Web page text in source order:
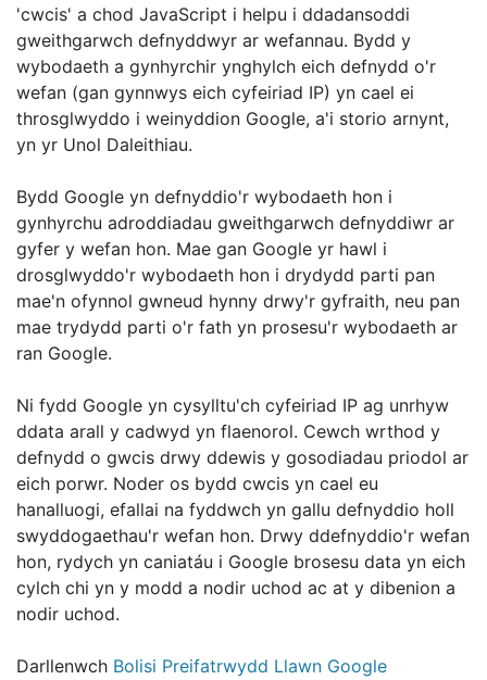
'cwcis' a chod JavaScript i helpu i ddadansoddi
gweithgarwch defnyddwyr ar wefannau. Bydd y
wybodaeth a gynhyrchir ynghylch eich defnydd o'r
wefan (gan gynnwys eich cyfeiriad IP) yn cael ei
throsglwyddo i weinyddion Google, a'i storio arnynt,
yn yr Unol Daleithiau.
Bydd Google yn defnyddio'r wybodaeth hon i
gynhyrchu adroddiadau gweithgarwch defnyddiwr ar
gyfer y wefan hon. Mae gan Google yr hawl i
drosglwyddo'r wybodaeth hon i drydydd parti pan
mae'n ofynnol gwneud hynny drwy'r gyfraith, neu pan
mae trydydd parti o'r fath yn prosesu'r wybodaeth ar
ran Google.
Ni fydd Google yn cysylltu'ch cyfeiriad IP ag unrhyw
ddata arall y cadwyd yn flaenorol. Cewch wrthod y
defnydd o gwcis drwy ddewis y gosodiadau priodol ar
eich porwr. Noder os bydd cwcis yn cael eu
hanalluogi, efallai na fyddwch yn gallu defnyddio holl
swyddogaethau'r wefan hon. Drwy ddefnyddio'r wefan
hon, rydych yn caniatáu i Google brosesu data yn eich
cylch chi yn y modd a nodir uchod ac at y dibenion a
nodir uchod.
Darllenwch Bolisi Preifatrwydd Llawn Google